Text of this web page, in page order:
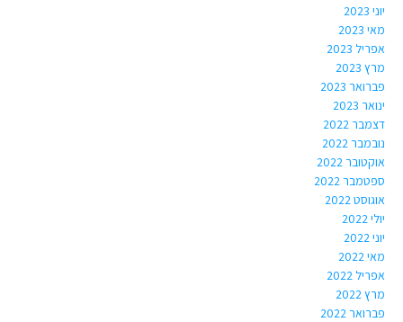
יוני 2023
מאי 2023
אפריל 2023
מרץ 2023
פברואר 2023
ינואר 2023
דצמבר 2022
נובמבר 2022
אוקטובר 2022
ספטמבר 2022
אוגוסט 2022
יולי 2022
יוני 2022
מאי 2022
אפריל 2022
מרץ 2022
פברואר 2022